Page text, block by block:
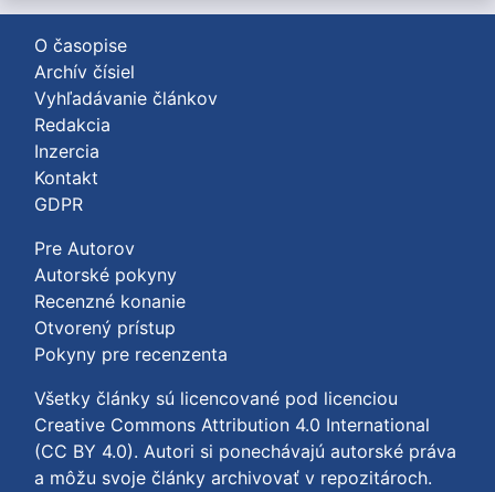
O časopise
Archív čísiel
Vyhľadávanie článkov
Redakcia
Inzercia
Kontakt
GDPR
Pre Autorov
Autorské pokyny
Recenzné konanie
Otvorený prístup
Pokyny pre recenzenta
Všetky články sú licencované pod licenciou
Creative Commons Attribution 4.0 International
(CC BY 4.0). Autori si ponechávajú autorské práva
a môžu svoje články archivovať v repozitároch.